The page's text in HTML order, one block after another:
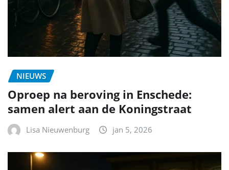
NIEUWS
Oproep na beroving in Enschede:
samen alert aan de Koningstraat
Lisa Nieuwenburg jan 5, 2026